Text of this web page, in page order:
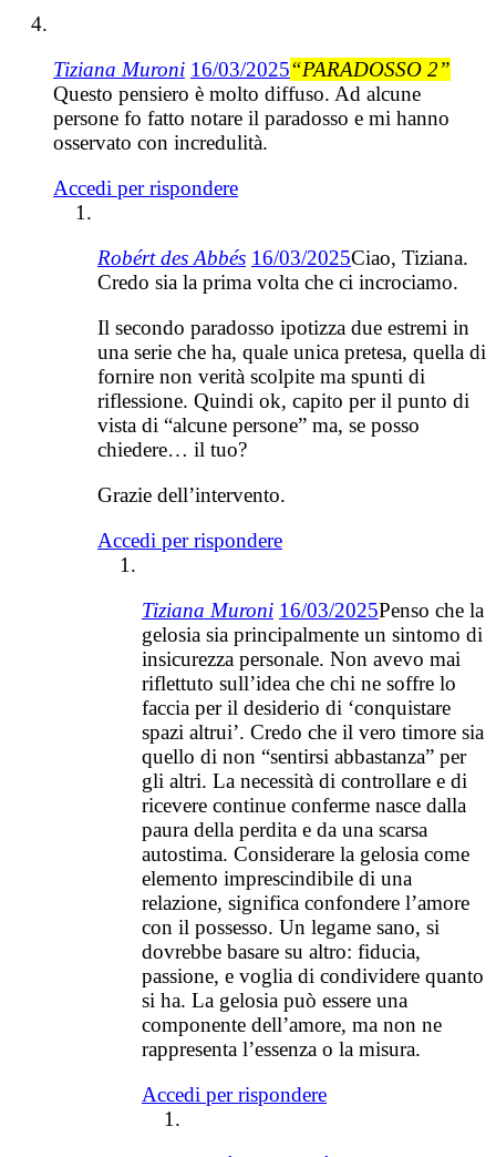
Tiziana Muroni 16/03/2025“PARADOSSO 2”
Questo pensiero è molto diffuso. Ad alcune
persone fo fatto notare il paradosso e mi hanno
osservato con incredulità.
Accedi per rispondere
Robért des Abbés 16/03/2025Ciao, Tiziana.
Credo sia la prima volta che ci incrociamo.
Il secondo paradosso ipotizza due estremi in
una serie che ha, quale unica pretesa, quella di
fornire non verità scolpite ma spunti di
riflessione. Quindi ok, capito per il punto di
vista di “alcune persone” ma, se posso
chiedere… il tuo?
Grazie dell’intervento.
Accedi per rispondere
Tiziana Muroni 16/03/2025Penso che la
gelosia sia principalmente un sintomo di
insicurezza personale. Non avevo mai
riflettuto sull’idea che chi ne soffre lo
faccia per il desiderio di ‘conquistare
spazi altrui’. Credo che il vero timore sia
quello di non “sentirsi abbastanza” per
gli altri. La necessità di controllare e di
ricevere continue conferme nasce dalla
paura della perdita e da una scarsa
autostima. Considerare la gelosia come
elemento imprescindibile di una
relazione, significa confondere l’amore
con il possesso. Un legame sano, si
dovrebbe basare su altro: fiducia,
passione, e voglia di condividere quanto
si ha. La gelosia può essere una
componente dell’amore, ma non ne
rappresenta l’essenza o la misura.
Accedi per rispondere